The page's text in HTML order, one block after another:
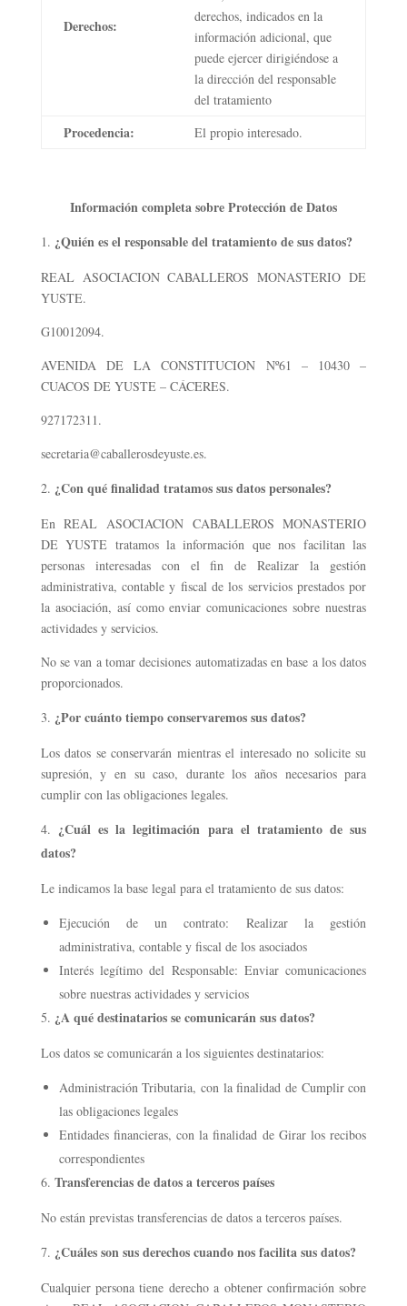
Derechos:
derechos, indicados en la
información adicional, que
puede ejercer dirigiéndose a
la dirección del responsable
del tratamiento
Procedencia: El propio interesado.
Información completa sobre Protección de Datos
¿Quién es el responsable del tratamiento de sus datos?
REAL ASOCIACION CABALLEROS MONASTERIO DE
YUSTE.
G10012094.
AVENIDA DE LA CONSTITUCION Nº61 – 10430 –
CUACOS DE YUSTE – CÁCERES.
927172311.
secretaria@caballerosdeyuste.es.
¿Con qué finalidad tratamos sus datos personales?
En REAL ASOCIACION CABALLEROS MONASTERIO
DE YUSTE tratamos la información que nos facilitan las
personas interesadas con el fin de Realizar la gestión
administrativa, contable y fiscal de los servicios prestados por
la asociación, así como enviar comunicaciones sobre nuestras
actividades y servicios.
No se van a tomar decisiones automatizadas en base a los datos
proporcionados.
¿Por cuánto tiempo conservaremos sus datos?
Los datos se conservarán mientras el interesado no solicite su
supresión, y en su caso, durante los años necesarios para
cumplir con las obligaciones legales.
¿Cuál es la legitimación para el tratamiento de sus
datos?
Le indicamos la base legal para el tratamiento de sus datos:
Ejecución de un contrato: Realizar la gestión
administrativa, contable y fiscal de los asociados
Interés legítimo del Responsable: Enviar comunicaciones
sobre nuestras actividades y servicios
¿A qué destinatarios se comunicarán sus datos?
Los datos se comunicarán a los siguientes destinatarios:
Administración Tributaria, con la finalidad de Cumplir con
las obligaciones legales
Entidades financieras, con la finalidad de Girar los recibos
correspondientes
Transferencias de datos a terceros países
No están previstas transferencias de datos a terceros países.
¿Cuáles son sus derechos cuando nos facilita sus datos?
Cualquier persona tiene derecho a obtener confirmación sobre